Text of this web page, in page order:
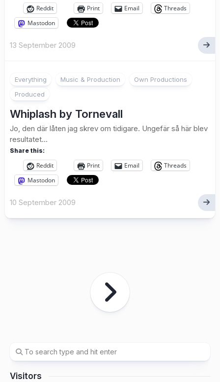
Reddit Print Email
Threads
Mastodon
13 September 2009
Everything Music & Production
Own Productions
Produced
Whiplash by Tornevall
Jo, den där låten jag skrev om tidigare. Ungefär så här blev
resultatet…
Share this:
Reddit Print Email
Threads
Mastodon
10 September 2009
Visitors